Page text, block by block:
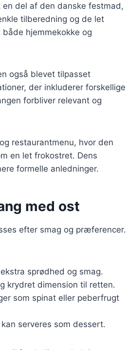
del af den danske festmad,
tilberedning og de let
hjemmekokke og
også blevet tilpasset
der inkluderer forskellige
forbliver relevant og
restaurantmenu, hvor den
en let frokostret. Dens
formelle anledninger.
med ost
efter smag og præferencer.
sprødhed og smag.
krydret dimension til retten.
som spinat eller peberfrugt
serveres som dessert.